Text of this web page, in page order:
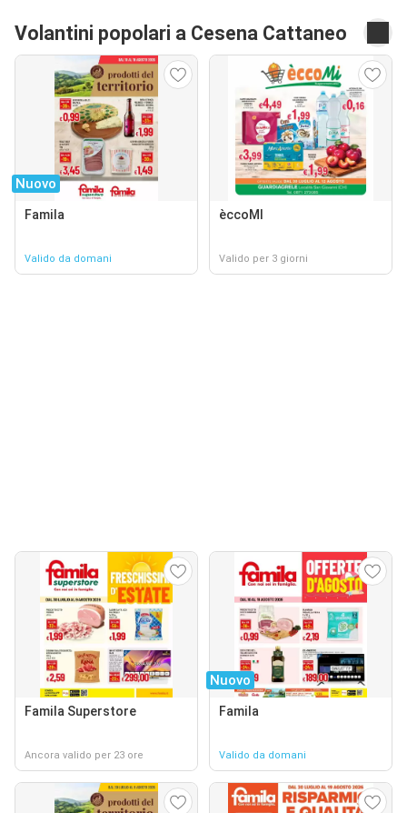
Volantini popolari a Cesena Cattaneo
Nuovo
Famila
Valido da domani
èccoMI
Valido per 3 giorni
Famila Superstore
Ancora valido per 23 ore
Nuovo
Famila
Valido da domani